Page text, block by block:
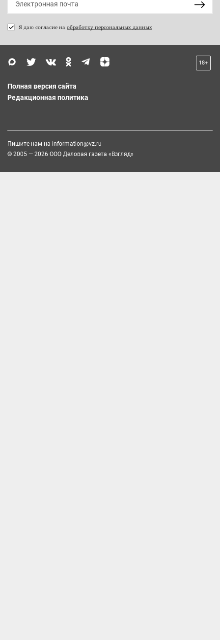
Я даю согласие на обработку персональных данных
18+
Полная версия сайта
Редакционная политика
Пишите нам на information@vz.ru
© 2005 — 2026 ООО Деловая газета «Взгляд»